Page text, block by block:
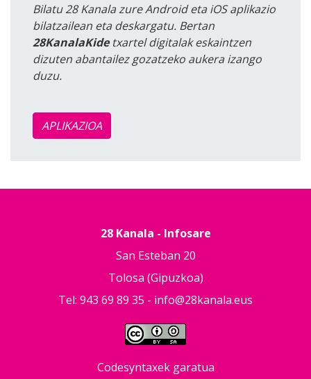
Bilatu 28 Kanala zure Android eta iOS aplikazio
bilatzailean eta deskargatu. Bertan
28KanalaKidetxartel digitalak eskaintzen
dizuten abantailez gozatzeko aukera izango
duzu.
APLIKAZIOA
28 Kanala - Infosare
San Esteban 20
Tolosa (Gipuzkoa)
Tel: 943 69 89 35 - info@28kanala.eus
Codesyntaxek garatua